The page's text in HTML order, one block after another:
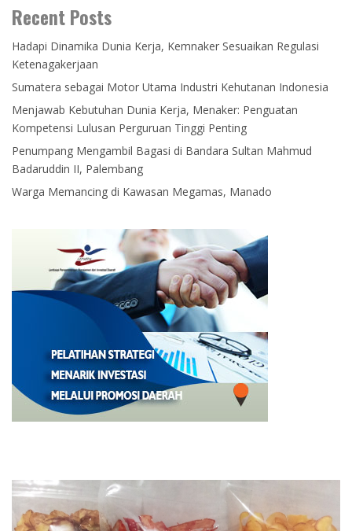
Recent Posts
Hadapi Dinamika Dunia Kerja, Kemnaker Sesuaikan Regulasi
Ketenagakerjaan
Sumatera sebagai Motor Utama Industri Kehutanan Indonesia
Menjawab Kebutuhan Dunia Kerja, Menaker: Penguatan
Kompetensi Lulusan Perguruan Tinggi Penting
Penumpang Mengambil Bagasi di Bandara Sultan Mahmud
Badaruddin II, Palembang
Warga Memancing di Kawasan Megamas, Manado